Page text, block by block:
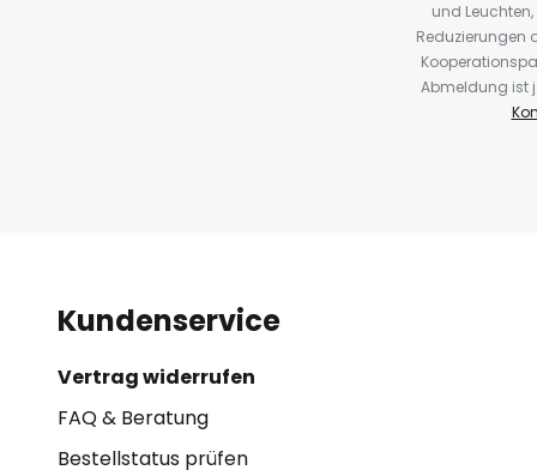
und
Reduzierungen
Abmeldung ist
Kundenservice
Vertrag widerrufen
FAQ & Beratung
Bestellstatus prüfen